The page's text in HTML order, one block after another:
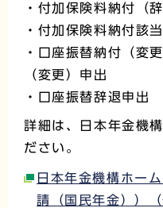
・付加保険料納付（
・付加保険料納付該
・口座振替納付（変
（変更）申出
・口座振替辞退申出
詳細は、日本年金機
ださい。
日本年金機構ホー
請（国民年金））（